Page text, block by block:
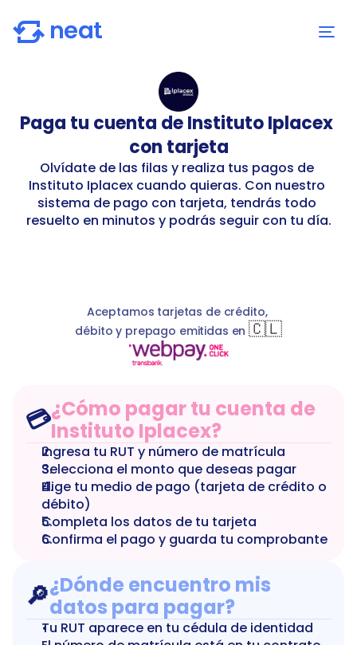
Paga tu cuenta de Instituto Iplacex
con tarjeta
Olvídate de las filas y realiza tus pagos de
Instituto Iplacex cuando quieras. Con nuestro
sistema de pago con tarjeta, tendrás todo
resuelto en minutos y podrás seguir con tu día.
Instituto Iplacex rutWithVerificator
Aceptamos tarjetas de crédito,
débito y prepago emitidas en 🇨🇱
💳¿Cómo pagar tu cuenta de
Instituto Iplacex?
Ingresa tu RUT y número de matrícula
Selecciona el monto que deseas pagar
Elige tu medio de pago (tarjeta de crédito o
débito)
Completa los datos de tu tarjeta
Confirma el pago y guarda tu comprobante
🔎¿Dónde encuentro mis
datos para pagar?
Tu RUT aparece en tu cédula de identidad